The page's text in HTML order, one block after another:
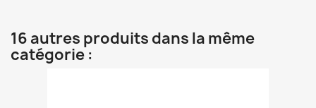
16 autres produits dans la même
catégorie :